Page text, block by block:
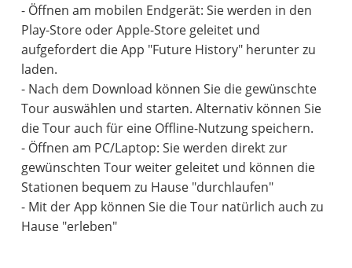
- Öffnen am mobilen Endgerät: Sie werden in den
Play-Store oder Apple-Store geleitet und
aufgefordert die App "Future History" herunter zu
laden.
- Nach dem Download können Sie die gewünschte
Tour auswählen und starten. Alternativ können Sie
die Tour auch für eine Offline-Nutzung speichern.
- Öffnen am PC/Laptop: Sie werden direkt zur
gewünschten Tour weiter geleitet und können die
Stationen bequem zu Hause "durchlaufen"
- Mit der App können Sie die Tour natürlich auch zu
Hause "erleben"